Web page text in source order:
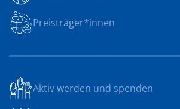
Preisträger*innen
Aktiv werden und spenden